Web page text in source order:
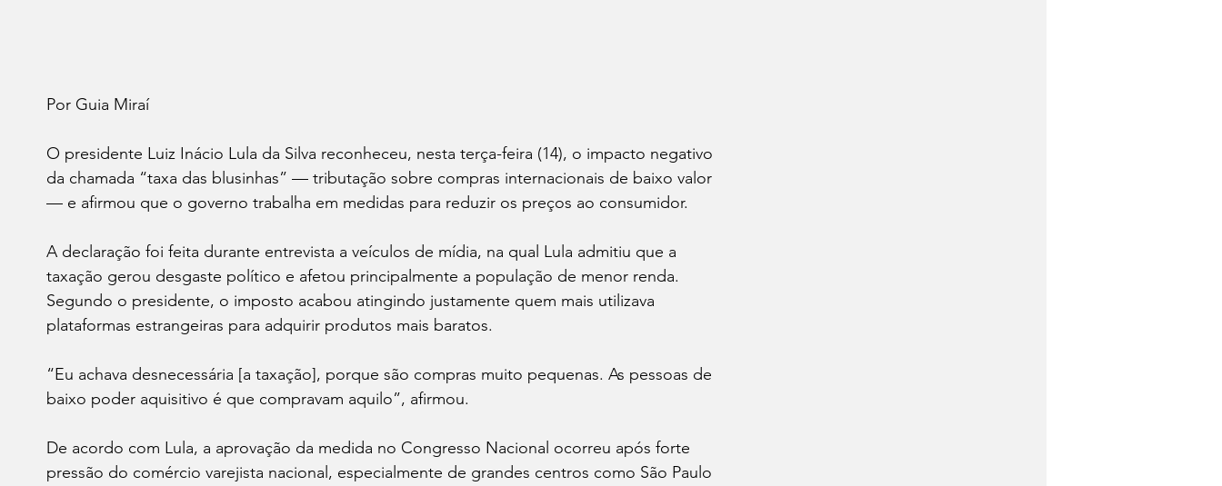
Por Guia Miraí
O presidente Luiz Inácio Lula da Silva reconheceu, nesta terça-feira (14), o impacto negativo
da chamada “taxa das blusinhas” — tributação sobre compras internacionais de baixo valor
— e afirmou que o governo trabalha em medidas para reduzir os preços ao consumidor.
A declaração foi feita durante entrevista a veículos de mídia, na qual Lula admitiu que a
taxação gerou desgaste político e afetou principalmente a população de menor renda.
Segundo o presidente, o imposto acabou atingindo justamente quem mais utilizava
plataformas estrangeiras para adquirir produtos mais baratos.
“Eu achava desnecessária [a taxação], porque são compras muito pequenas. As pessoas de
baixo poder aquisitivo é que compravam aquilo”, afirmou.
De acordo com Lula, a aprovação da medida no Congresso Nacional ocorreu após forte
pressão do comércio varejista nacional, especialmente de grandes centros como São Paulo